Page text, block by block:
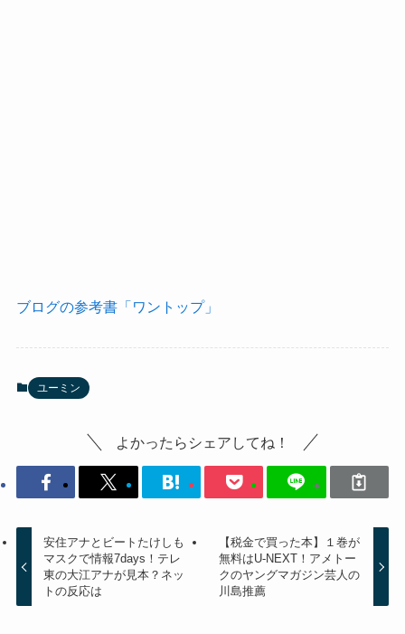
ブログの参考書「ワントップ」
ユーミン
よかったらシェアしてね！
安住アナとビートたけしも
マスクで情報7days！テレ
東の大江アナが見本？ネッ
トの反応は
【税金で買った本】１巻が
無料はU-NEXT！アメトー
クのヤングマガジン芸人の
川島推薦